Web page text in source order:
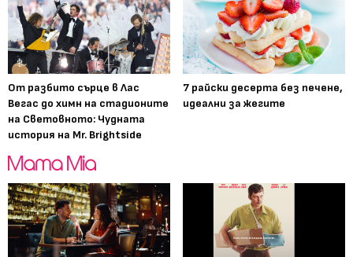
От разбито сърце в Лас
Вегас до химн на стадионите
на Световното: Чудната
история на Mr. Brightside
7 райски десерта без печене,
идеални за жегите